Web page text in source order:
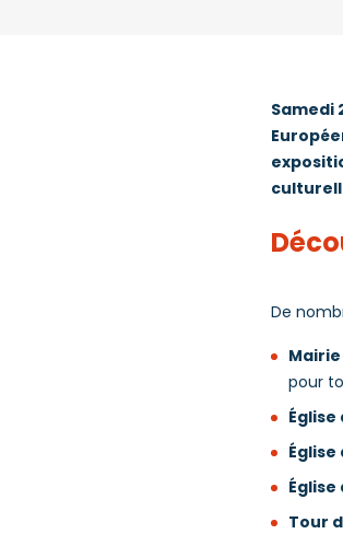
Samedi
De
pour
Église
Église
Tour